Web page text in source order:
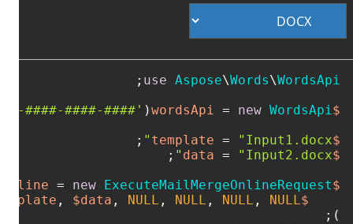
use Aspose\Words\WordsApi
$wordsApi
= new WordsApi
(
####-####-####'
$template
= "Input1.docx"
;
$data
= "Input2.docx"
$executeMailMergeOnline
= new ExecuteMailMergeOnlineRequest
$template
, $data , NULL , NULL , NULL , NULL
);